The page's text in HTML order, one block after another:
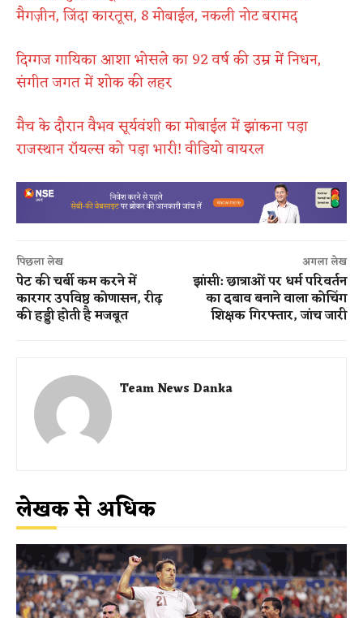
मैगज़ीन, जिंदा कारतूस, 8 मोबाईल, नकली नोट बरामद
दिग्गज गायिका आशा भोसले का 92 वर्ष की उम्र में निधन,
संगीत जगत में शोक की लहर
मैच के दौरान वैभव सूर्यवंशी का मोबाईल में झांकना पड़ा
राजस्थान रॉयल्स को पड़ा भारी! वीडियो वायरल
पिछला लेख
पेट की चर्बी कम करने में
कारगर उपविष्ठ कोणासन, रीढ़
की हड्डी होती है मजबूत
अगला लेख
झांसी: छात्राओं पर धर्म परिवर्तन
का दबाव बनाने वाला कोचिंग
शिक्षक गिरफ्तार, जांच जारी
Team News Danka
लेखक से अधिक